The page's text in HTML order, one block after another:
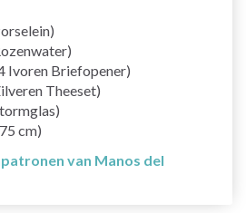
Ivoren Briefopener)
Theeset)
cm)
van Manos del